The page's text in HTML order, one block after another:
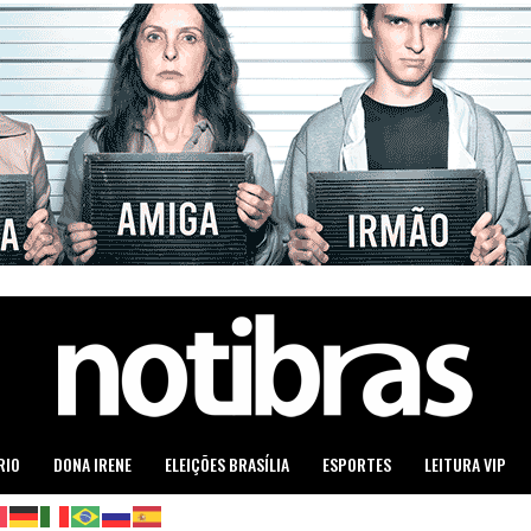
DONA IRENE ELEIÇÕES BRASÍLIA ESPORTES LEITURA VIP